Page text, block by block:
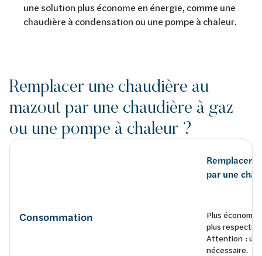
une solution plus économe en énergie, comme une
chaudière à condensation ou une pompe à chaleur.
Remplacer une chaudière au
mazout par une chaudière à gaz
ou une pompe à chaleur ?
Remplacer
par une
Consommation
Plus économe
plus
Attention :
nécessaire.